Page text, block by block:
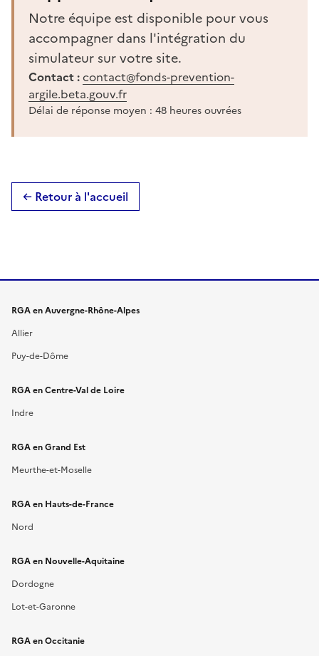
Notre équipe est disponible pour vous
accompagner dans l'intégration du
simulateur sur votre site.
Contact :contact@fonds-prevention-
argile.beta.gouv.fr
Délai de réponse moyen : 48 heures ouvrées
← Retour à l'accueil
RGA enAuvergne-Rhône-Alpes
Allier
Puy-de-Dôme
RGA enCentre-Val de Loire
Indre
RGA enGrand Est
Meurthe-et-Moselle
RGA en Hauts-de-France
Nord
RGA en Nouvelle-Aquitaine
Dordogne
Lot-et-Garonne
RGA enOccitanie